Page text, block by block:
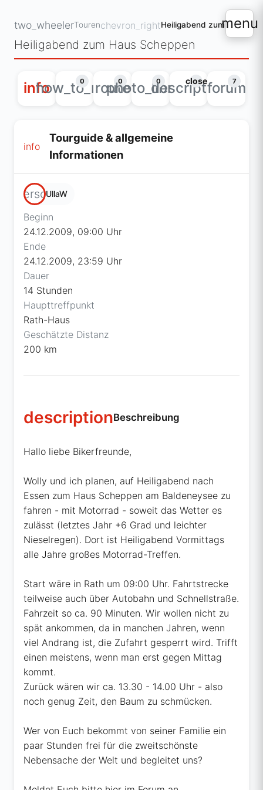
menu
two_wheelerTourenchevron_rightHeiligabend zum Haus
Heiligabend zum Haus Scheppen
infohow_to_reg
0 route
0
photo_library
0
description
closeforum
7
info
Tourguide & allgemeine
Informationen
personUllaW
Beginn
24.12.2009, 09:00 Uhr
Ende
24.12.2009, 23:59 Uhr
Dauer
14 Stunden
Haupttreffpunkt
Rath-Haus
Geschätzte Distanz
200 km
descriptionBeschreibung
Hallo liebe Bikerfreunde,
Wolly und ich planen, auf Heiligabend nach
Essen zum Haus Scheppen am Baldeneysee zu
fahren - mit Motorrad - soweit das Wetter es
zulässt (letztes Jahr +6 Grad und leichter
Nieselregen). Dort ist Heiligabend Vormittags
alle Jahre großes Motorrad-Treffen.
Start wäre in Rath um 09:00 Uhr. Fahrtstrecke
teilweise auch über Autobahn und Schnellstraße.
Fahrzeit so ca. 90 Minuten. Wir wollen nicht zu
spät ankommen, da in manchen Jahren, wenn
viel Andrang ist, die Zufahrt gesperrt wird. Trifft
einen meistens, wenn man erst gegen Mittag
kommt.
Zurück wären wir ca. 13.30 - 14.00 Uhr - also
noch genug Zeit, den Baum zu schmücken.
Wer von Euch bekommt von seiner Familie ein
paar Stunden frei für die zweitschönste
Nebensache der Welt und begleitet uns?